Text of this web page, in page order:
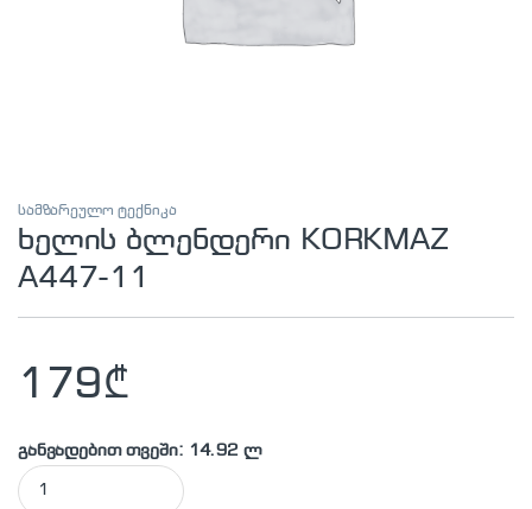
სამზარეულო ტექნიკა
ხელის ბლენდერი KORKMAZ
A447-11
179₾
განვადებით თვეში: 14.92 ლ
ხელის ბლენდერი KORKMAZ A447-11 quantity